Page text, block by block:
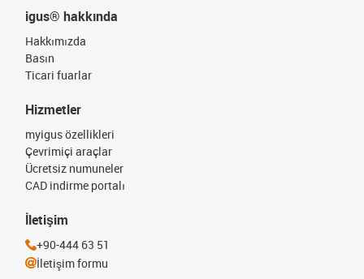
igus® hakkında
Hakkımızda
Basın
Ticari fuarlar
Hizmetler
myigus özellikleri
Çevrimiçi araçlar
Ücretsiz numuneler
CAD indirme portalı
İletişim
+90-444 63 51
İletişim formu